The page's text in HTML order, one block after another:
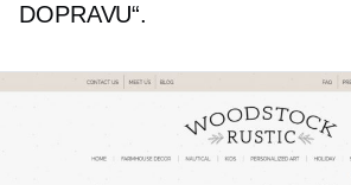
DOPRAVU“.